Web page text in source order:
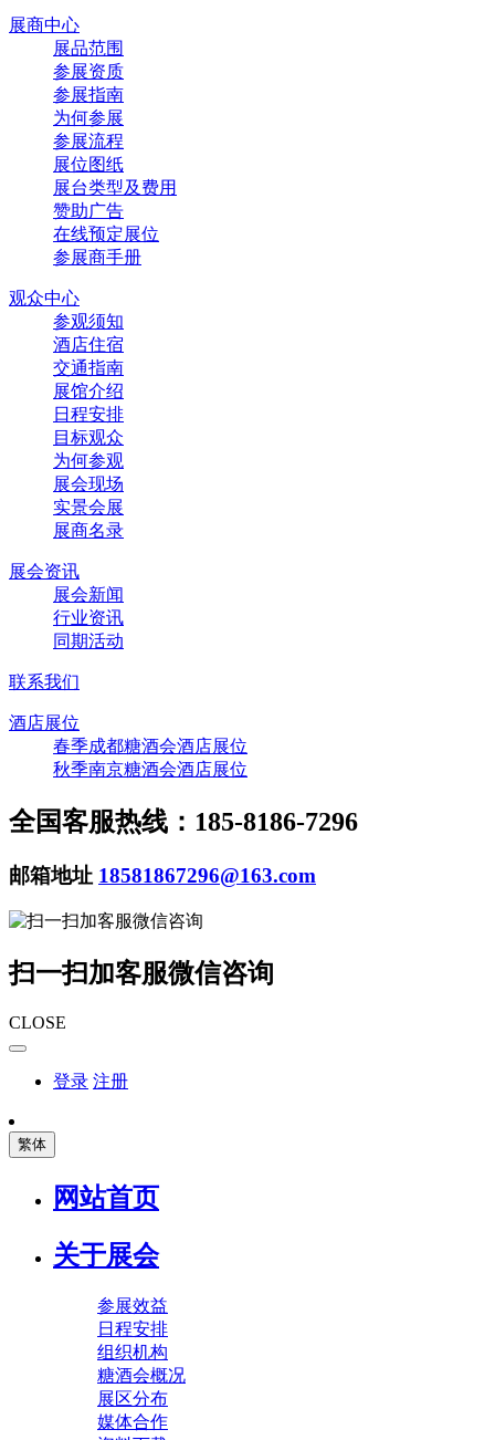
展商中心
展品范围
参展资质
参展指南
为何参展
参展流程
展位图纸
展台类型及费用
赞助广告
在线预定展位
参展商手册
观众中心
参观须知
酒店住宿
交通指南
展馆介绍
日程安排
目标观众
为何参观
展会现场
实景会展
展商名录
展会资讯
展会新闻
行业资讯
同期活动
联系我们
酒店展位
春季成都糖酒会酒店展位
秋季南京糖酒会酒店展位
全国客服热线：185-8186-7296
邮箱地址 18581867296@163.com
扫一扫加客服微信咨询
CLOSE
登录 注册
繁体
网站首页
关于展会
参展效益
日程安排
组织机构
糖酒会概况
展区分布
媒体合作